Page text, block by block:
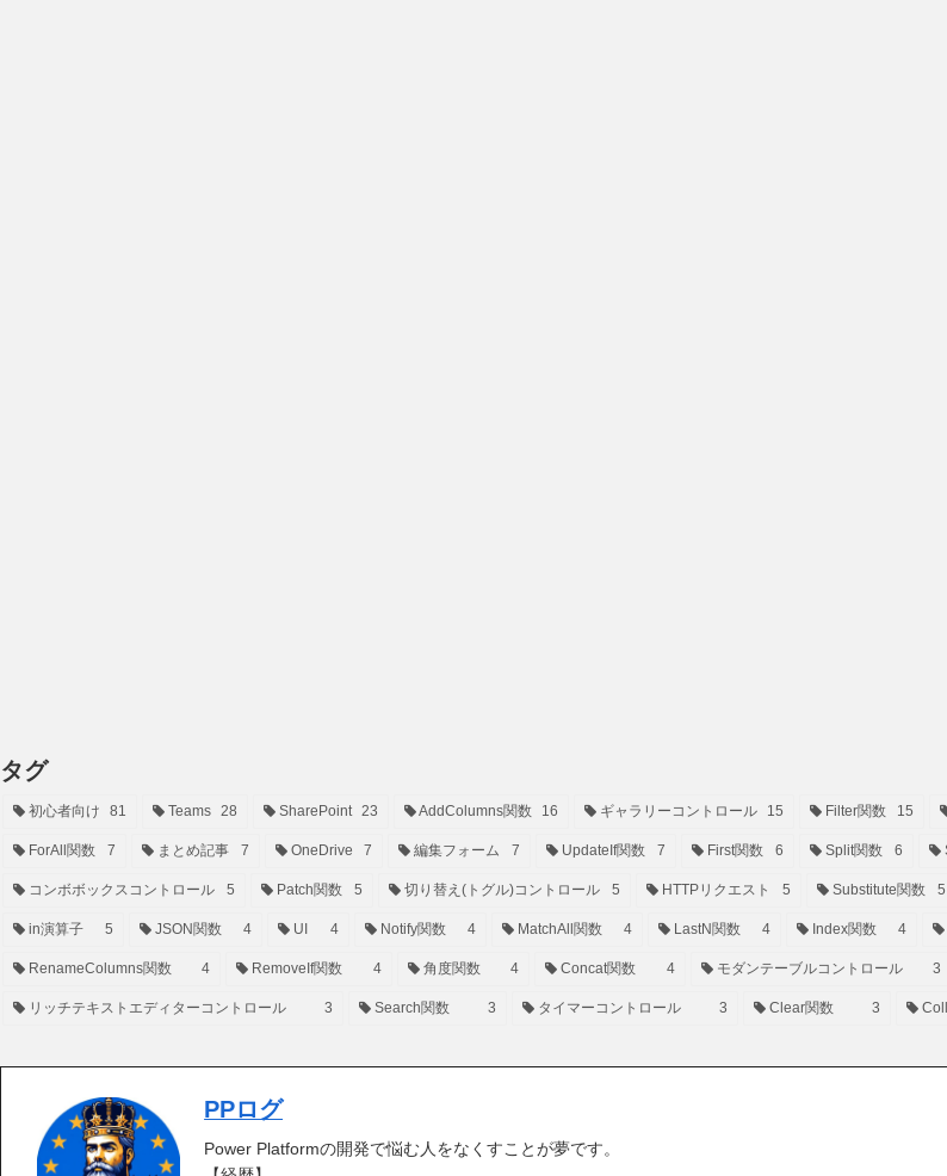
タグ
初心者向け 81 Teams 28 SharePoint 23 AddColumns関数 16 ギャラリーコントロール 15 Filter関数 15
ForAll関数 7 まとめ記事 7 OneDrive 7 編集フォーム 7 UpdateIf関数 7 First関数 6 Split関数 6
コンボボックスコントロール 5 Patch関数 5 切り替え(トグル)コントロール 5 HTTPリクエスト 5 Substitute関数 5
in演算子 5 JSON関数 4 UI 4 Notify関数 4 MatchAll関数 4 LastN関数 4 Index関数 4
RenameColumns関数 4 RemoveIf関数 4 角度関数 4 Concat関数 4 モダンテーブルコントロール 3
リッチテキストエディターコントロール 3 Search関数 3 タイマーコントロール 3 Clear関数 3
PPログ
Power Platformの開発で悩む人をなくすことが夢です。